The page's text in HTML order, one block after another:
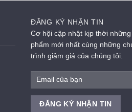
ĐĂNG KÝ NHẬN TIN
Cơ hội cập nhật kịp thời những
phẩm mới nhất cùng những
trình giảm giá của chúng tôi.